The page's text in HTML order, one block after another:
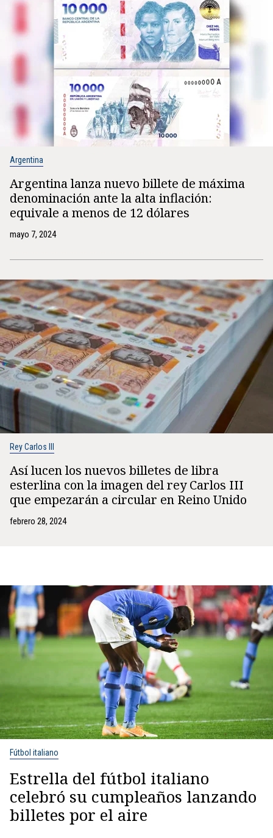
Argentina
Argentina lanza nuevo billete de máxima
denominación ante la alta inflación:
equivale a menos de 12 dólares
mayo 7, 2024
Rey Carlos III
Así lucen los nuevos billetes de libra
esterlina con la imagen del rey Carlos III
que empezarán a circular en Reino Unido
febrero 28, 2024
Fútbol italiano
Estrella del fútbol italiano
celebró su cumpleaños lanzando
billetes por el aire